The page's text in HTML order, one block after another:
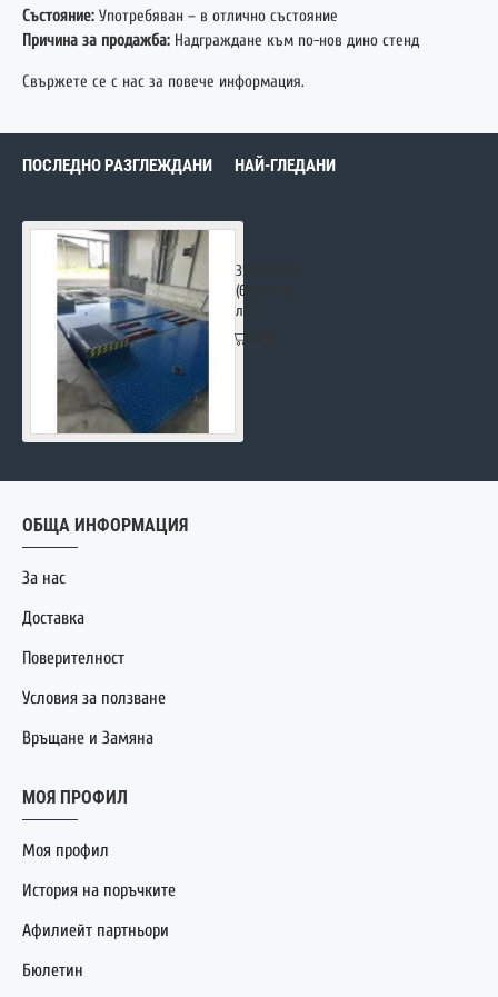
Състояние: Употребяван – в отлично състояние
Причина за продажба: Надграждане към по-нов дино стенд
Свържете се с нас за повече информация.
ПОСЛЕДНО РАЗГЛЕЖДАНИ НАЙ-ГЛЕДАНИ
35,000.00€
(68,454.05
лв.)
ОБЩА ИНФОРМАЦИЯ
За нас
Доставка
Поверителност
Условия за ползване
Връщане и Замяна
МОЯ ПРОФИЛ
Моя профил
История на поръчките
Афилиейт партньори
Бюлетин